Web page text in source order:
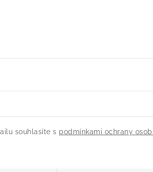
souhlasíte s podmínkami ochrany